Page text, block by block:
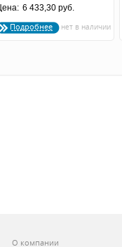
N4668
6 433,30 руб.
Подробнее
О компании